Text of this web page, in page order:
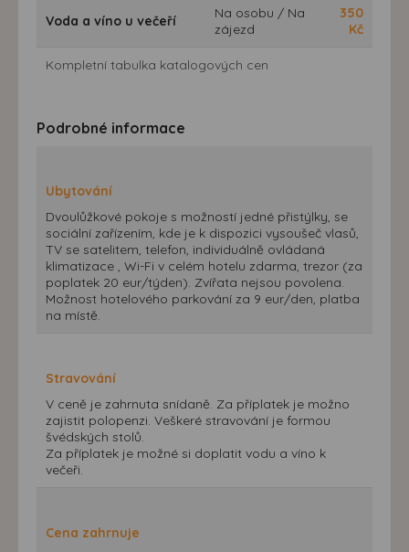
Voda a víno u večeří
Na osobu / Na
zájezd
350
Kč
Kompletní tabulka katalogových cen
Podrobné informace
Ubytování
Dvoulůžkové pokoje s možností jedné přistýlky, se
sociální zařízením, kde je k dispozici vysoušeč vlasů,
TV se satelitem, telefon, individuálně ovládaná
klimatizace , Wi-Fi v celém hotelu zdarma, trezor (za
poplatek 20 eur/týden). Zvířata nejsou povolena.
Možnost hotelového parkování za 9 eur/den, platba
na místě.
Stravování
V ceně je zahrnuta snídaně. Za příplatek je možno
zajistit polopenzi. Veškeré stravování je formou
švédských stolů.
Za příplatek je možné si doplatit vodu a víno k
večeři.
Cena zahrnuje